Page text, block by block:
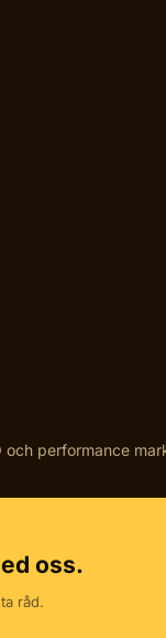
och performance
oss.
råd.